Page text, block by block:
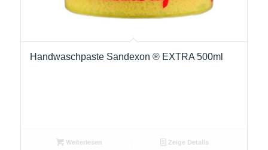
Handwaschpaste Sandexon ® EXTRA 500ml
Weiterlesen Zeige Details